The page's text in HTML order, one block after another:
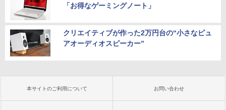
「お得なゲーミングノート」
クリエイティブが作った2万円台の“小さなピュ
アオーディオスピーカー”
本サイトのご利用について お問い合わせ